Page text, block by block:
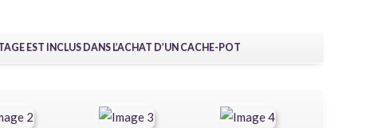
EST INCLUS DANS L’ACHAT D’UN CACHE-POT